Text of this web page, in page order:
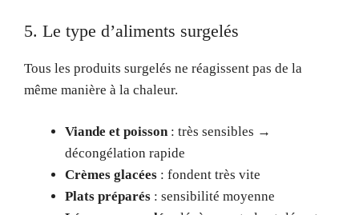
5. Le type d’aliments surgelés
Tous les produits surgelés ne réagissent pas de la
même manière à la chaleur.
Viande et poisson: très sensibles →
décongélation rapide
Crèmes glacées : fondent très vite
Plats préparés : sensibilité moyenne